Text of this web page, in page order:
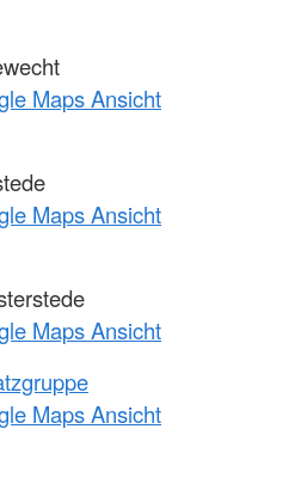
Maps Ansicht
Maps Ansicht
Maps Ansicht
Maps Ansicht